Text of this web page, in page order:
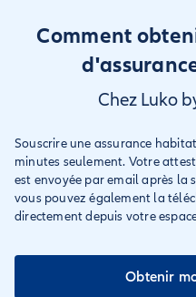
Comment
Chez Luko
Souscrire une assurance
minutes seulement. Votre
est envoyée par email après la
vous pouvez également la
directement depuis votre
Obtenir